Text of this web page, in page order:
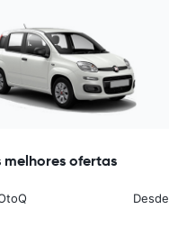
melhores ofertas
Desde